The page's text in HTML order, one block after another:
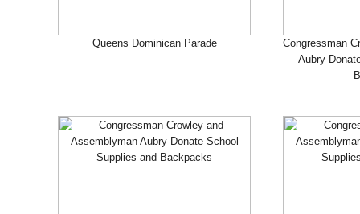
Queens Dominican Parade
Congressman
Aubry